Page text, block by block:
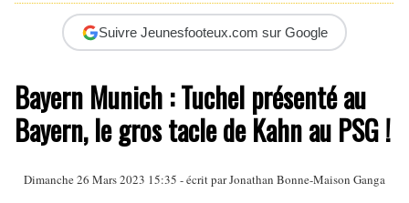
Suivre Jeunesfooteux.com sur Google
Bayern Munich : Tuchel présenté au
Bayern, le gros tacle de Kahn au PSG !
Dimanche 26 Mars 2023 15:35 - écrit parJonathan Bonne-Maison Ganga